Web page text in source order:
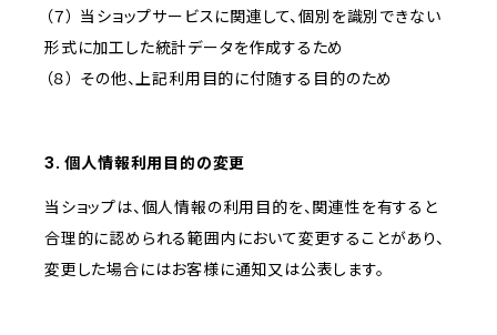
（７） 当ショップサービスに関連して、個別を識別できない
形式に加工した統計データを作成するため
（８） その他、上記利用目的に付随する目的のため
3. 個人情報利用目的の変更
当ショップは、個人情報の利用目的を、関連性を有すると
合理的に認められる範囲内において変更することがあり、
変更した場合にはお客様に通知又は公表します。